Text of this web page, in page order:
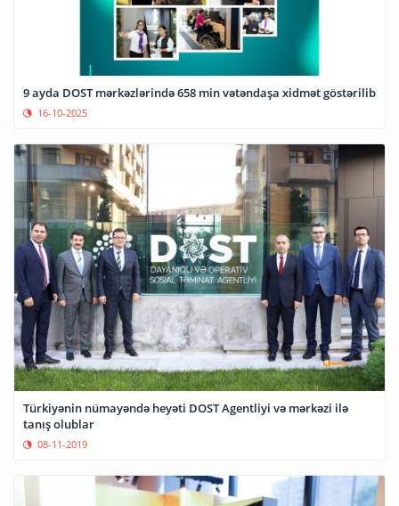
9 ayda DOST mərkəzlərində 658 min vətəndaşa xidmət göstərilib
16-10-2025
Türkiyənin nümayəndə heyəti DOST Agentliyi və mərkəzi ilə
tanış olublar
08-11-2019